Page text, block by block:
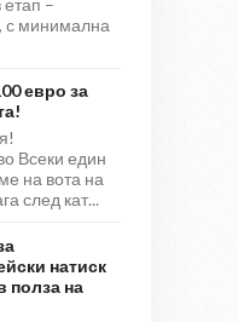
с минимална
евро за
Всеки един
на вота на
след кат...
натиск
полза на